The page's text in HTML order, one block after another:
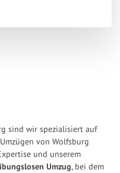
sind wir spezialisiert auf
von Wolfsburg
und unserem
Umzug, bei dem